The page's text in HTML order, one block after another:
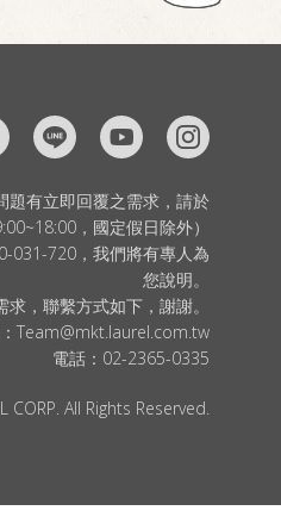
題有立即回覆之需求，請於
，國定假日除外）
031-720，我們將有專人為
您說明。
，聯繫方式如下，謝謝。
Team@mkt.laurel.com.tw
電話： 02-2365-0335
CORP. All Rights Reserved.